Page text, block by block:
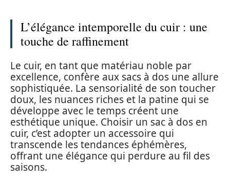
L’élégance intemporelle du cuir : une
touche de raffinement
Le cuir, en tant que matériau noble par
excellence, confère aux sacs à dos une allure
sophistiquée. La sensorialité de son toucher
doux, les nuances riches et la patine qui se
développe avec le temps créent une
esthétique unique. Choisir un sac à dos en
cuir, c’est adopter un accessoire qui
transcende les tendances éphémères,
offrant une élégance qui perdure au fil des
saisons.